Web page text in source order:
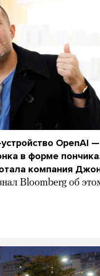
OpenAI —
в форме
компания
Bloomberg об